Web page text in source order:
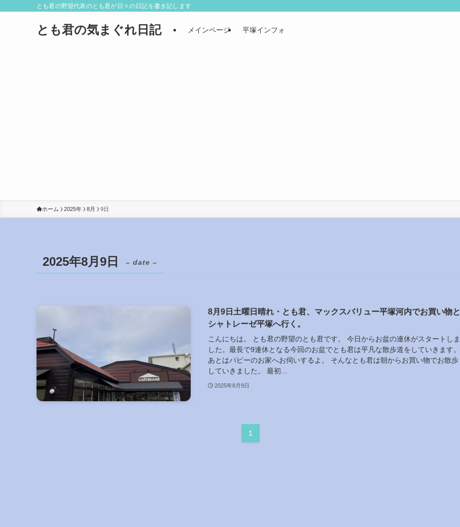
とも君の野望代表のとも君が日々の日記を書き記します
とも君の気まぐれ日記 メインページ 平塚インフォ
ホーム 2025年 8月 9日
2025年8月9日 – date –
8月9日土曜日晴れ・とも君、マックスバリュー平塚河内でお買い物と
シャトレーゼ平塚へ行く。
こんにちは。 とも君の野望のとも君です。 今日からお盆の連休がスタートしま
した。最長で9連休となる今回のお盆でとも君は平凡な散歩道をしていきます。
あとはパピーのお家へお伺いするよ。 そんなとも君は朝からお買い物でお散歩
していきました。 最初...
2025年8月9日
1